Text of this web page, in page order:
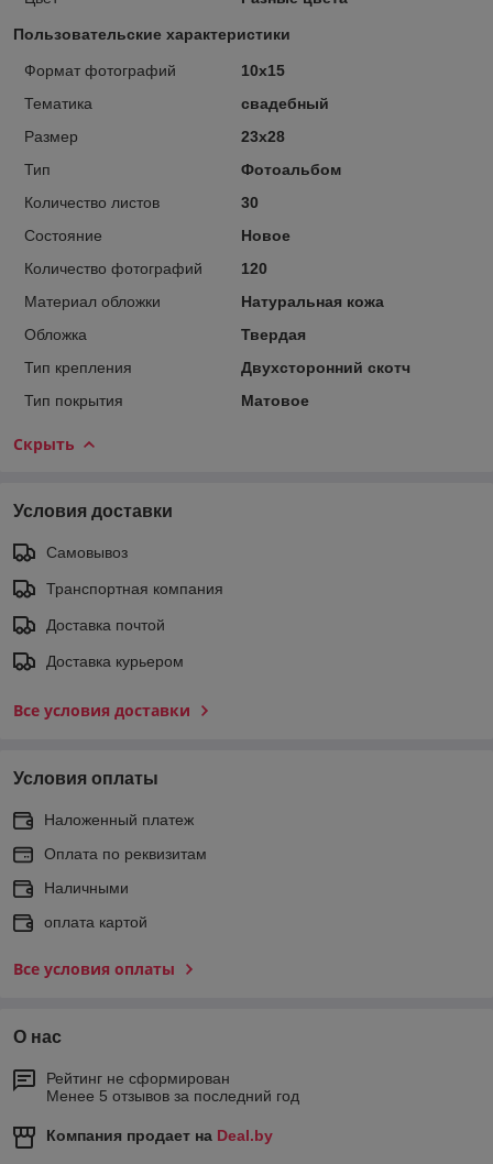
Пользовательские характеристики
Формат фотографий
10х15
Тематика
свадебный
Размер
23х28
Тип
Фотоальбом
Количество листов
30
Состояние
Новое
Количество фотографий
120
Материал обложки
Натуральная кожа
Обложка
Твердая
Тип крепления
Двухсторонний скотч
Тип покрытия
Матовое
Скрыть
Условия доставки
Самовывоз
Транспортная компания
Доставка почтой
Доставка курьером
Все условия доставки
Условия оплаты
Наложенный платеж
Оплата по реквизитам
Наличными
оплата картой
Все условия оплаты
О нас
Рейтинг не сформирован
Менее 5 отзывов за последний год
Компания продает на Deal.by